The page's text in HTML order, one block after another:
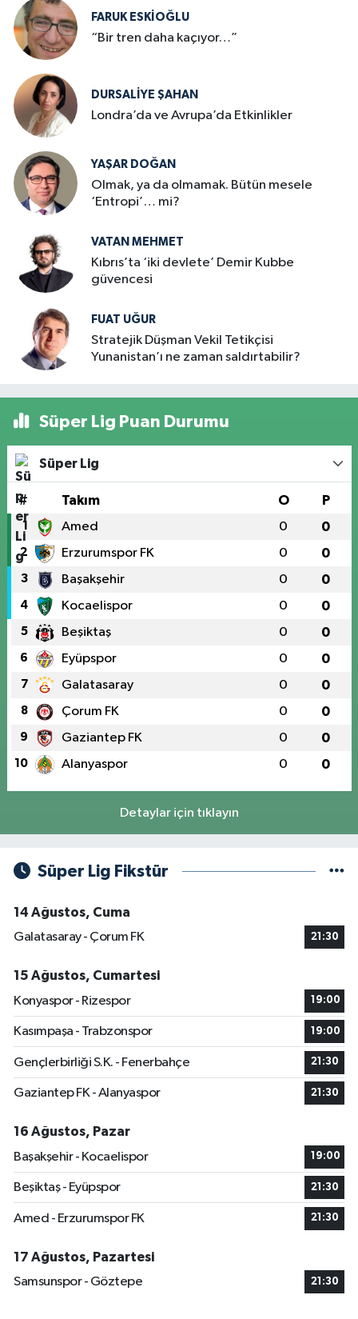
FARUK ESKİOĞLU
“Bir tren daha kaçıyor…”
DURSALIYE ŞAHAN
Londra’da ve Avrupa’da Etkinlikler
YAŞAR DOĞAN
Olmak, ya da olmamak. Bütün mesele
‘Entropi’… mi?
VATAN MEHMET
Kıbrıs’ta ‘iki devlete’ Demir Kubbe
güvencesi
FUAT UĞUR
Stratejik Düşman Vekil Tetikçisi
Yunanistan’ı ne zaman saldırtabilir?
Süper Lig Puan Durumu
Süper Lig
# Takım O P
1 Amed 0 0
2 Erzurumspor FK 0 0
3 Başakşehir 0 0
4 Kocaelispor 0 0
5 Beşiktaş 0 0
6 Eyüpspor 0 0
7 Galatasaray 0 0
8 Çorum FK 0 0
9 Gaziantep FK 0 0
10 Alanyaspor 0 0
Detaylar için tıklayın
Süper Lig Fikstür
14 Ağustos, Cuma
Galatasaray - Çorum FK
21:30
15 Ağustos, Cumartesi
Konyaspor - Rizespor
19:00
Kasımpaşa - Trabzonspor 19:00
Gençlerbirliği S.K. - Fenerbahçe 21:30
Gaziantep FK - Alanyaspor 21:30
16 Ağustos, Pazar
Başakşehir - Kocaelispor
19:00
Beşiktaş - Eyüpspor 21:30
Amed - Erzurumspor FK 21:30
17 Ağustos, Pazartesi
Samsunspor - Göztepe
21:30